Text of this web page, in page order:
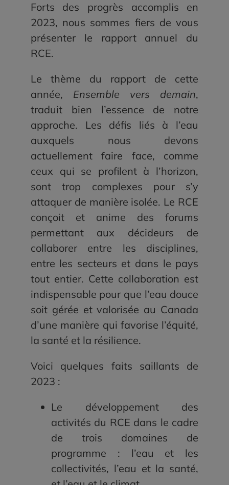
Forts des progrès accomplis en
2023, nous sommes fiers de vous
présenter le rapport annuel du
RCE.
Le thème du rapport de cette
année, Ensemble vers demain,
traduit bien l’essence de notre
approche. Les défis liés à l’eau
auxquels nous devons
actuellement faire face, comme
ceux qui se profilent à l’horizon,
sont trop complexes pour s’y
attaquer de manière isolée. Le RCE
conçoit et anime des forums
permettant aux décideurs de
collaborer entre les disciplines,
entre les secteurs et dans le pays
tout entier. Cette collaboration est
indispensable pour que l’eau douce
soit gérée et valorisée au Canada
d’une manière qui favorise l’équité,
la santé et la résilience.
Voici quelques faits saillants de
2023 :
Le développement des
activités du RCE dans le cadre
de trois domaines de
programme : l’eau et les
collectivités, l’eau et la santé,